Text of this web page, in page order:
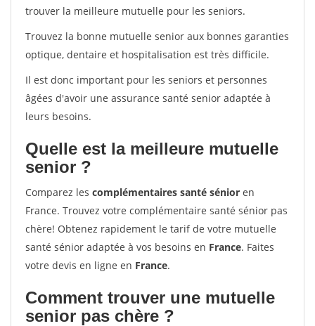
trouver la meilleure mutuelle pour les seniors.
Trouvez la bonne mutuelle senior aux bonnes garanties
optique, dentaire et hospitalisation est très difficile.
Il est donc important pour les seniors et personnes
âgées d'avoir une assurance santé senior adaptée à
leurs besoins.
Quelle est la meilleure mutuelle
senior ?
Comparez les complémentaires santé sénior en
France. Trouvez votre complémentaire santé sénior pas
chère! Obtenez rapidement le tarif de votre mutuelle
santé sénior adaptée à vos besoins en France. Faites
votre devis en ligne en France.
Comment trouver une mutuelle
senior pas chère ?